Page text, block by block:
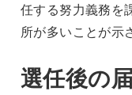
任する努力義務を
所が多いことが示
選任後の